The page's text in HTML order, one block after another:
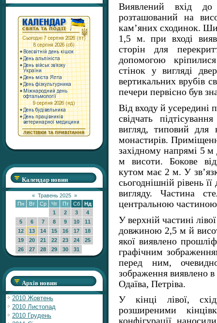
Календар новин
« Травень 2025 »
Пн
Вт Ср Чт Пт Сб
Нд
1
2 3
4
5
6 7 8 9 10
11
12
13 14 15 16 17
18
19
20 21 22 23 24
25
26
27 28 29 30 31
Архів новин
2010 Жовтень
2010 Листопад
2010 Грудень
Виявлений вхід
розташований на
кам’яних сходинок.
1,5 м. при вході
сторін для
допомогою
стінок у вигляді
вертикальних врубів
печери первісно був
Від входу й
свідчать
вигляд, типовий для
монастирів.
західному напрямі 5
м висоти. Бокове
кутом має 2 м. У
сьогоднішній рівень
вигляду. Частина
центральною
У верхній частині
довжиною 2,5 м й
якої виявлено
графічним
перед ним,
зображення виявлено
Одаїва, Петріва.
У кінці лівої,
розширеними
конфігурації